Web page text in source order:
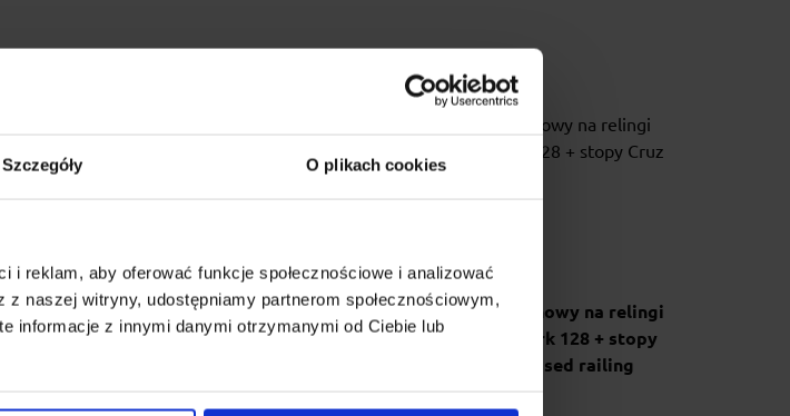
Szczegóły O plikach cookies
reklam, aby oferować funkcje społecznościowe i analizować
naszej witryny, udostępniamy partnerom społecznościowym,
informacje z innymi danymi otrzymanymi od Ciebie lub
Bagażnik dachowy na relingi
Cruz Airo 128 + stopy Cruz fix
Bagażnik dachowy na relingi
Cruz Airo Dark 128 + stopy
Cruz fix raised railing